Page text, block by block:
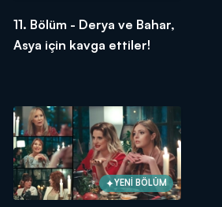
11. Bölüm - Derya ve Bahar,
Asya için kavga ettiler!
YENİ BÖLÜM